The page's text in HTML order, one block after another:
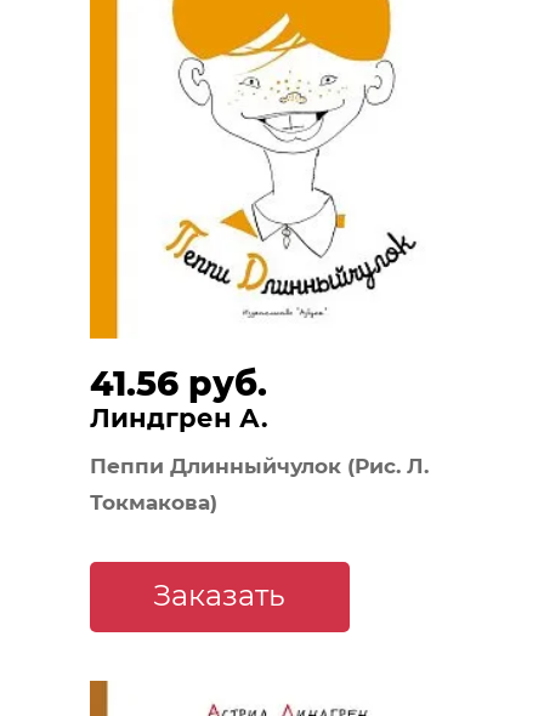
41.56 руб.
Линдгрен А.
Пеппи Длинныйчулок (Рис. Л.
Токмакова)
Заказать